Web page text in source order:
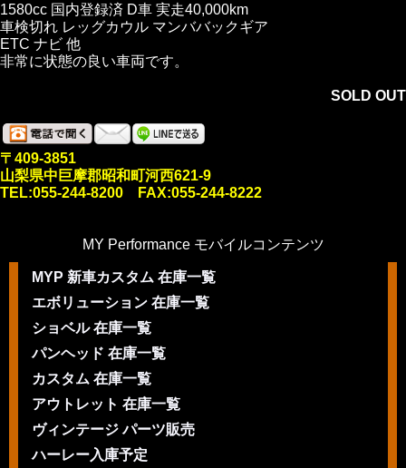
1580cc 国内登録済 D車 実走40,000km
車検切れ レッグカウル マンババックギア
ETC ナビ 他
非常に状態の良い車両です。
SOLD OUT
〒409-3851
山梨県中巨摩郡昭和町河西621-9
TEL:055-244-8200 FAX:055-244-8222
MY Performance モバイルコンテンツ
MYP 新車カスタム 在庫一覧
エボリューション 在庫一覧
ショベル 在庫一覧
パンヘッド 在庫一覧
カスタム 在庫一覧
アウトレット 在庫一覧
ヴィンテージ パーツ販売
ハーレー入庫予定